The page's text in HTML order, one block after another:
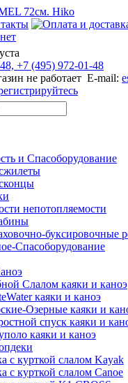
+7 (495) 972-01-48
не работает E-mail:
и Спасоборудование
непотопляемости
буксировочные
Спасоборудование
Слалом каяки и каноэ
каяки и каноэ
Озерные каяки и
спуск каяки и
каяки и каноэ
с курткой слалом Kayak
с курткой слалом Canoe